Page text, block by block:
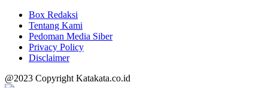
Box Redaksi
Tentang Kami
Pedoman Media Siber
Privacy Policy
Disclaimer
@2023 Copyright Katakata.co.id